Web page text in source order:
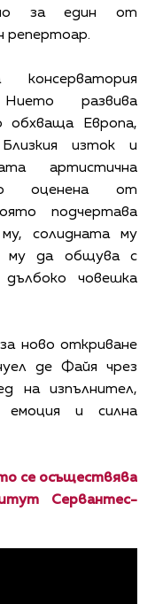
за един от
репертоар.
развива
обхваща Европа,
изток и
артистична
оценена от
подчертава
солидната му
му да общува с
човешка
ново откриване
де Файя чрез
на изпълнител,
емоция и силна
се осъществява
Сервантес-